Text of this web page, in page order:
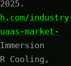
market-
Cooling,